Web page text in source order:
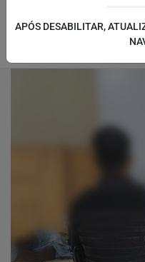
APÓS DESABILITAR,